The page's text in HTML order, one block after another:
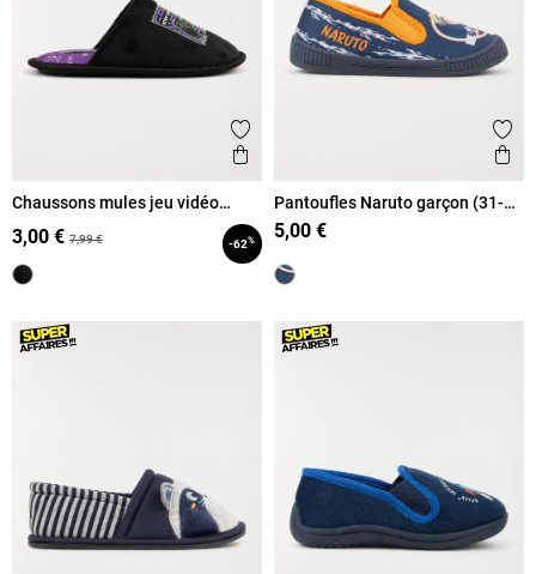
Ajouter aux favoris
Aperçu rapide
Chaussons mules jeu vidéo
3,00 € 7,99 € -62%
Pantoufles Naruto garçon (31-
35)
5,00 €